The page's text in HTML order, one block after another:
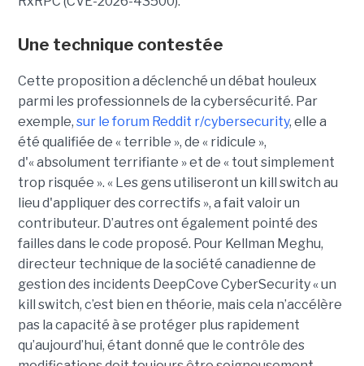
Une technique contestée
Cette proposition a déclenché un débat houleux
parmi les professionnels de la cybersécurité. Par
exemple, sur le forum Reddit r/cybersecurity, elle a
été qualifiée de « terrible », de « ridicule »,
d'« absolument terrifiante » et de « tout simplement
trop risquée ». « Les gens utiliseront un kill switch au
lieu d'appliquer des correctifs », a fait valoir un
contributeur. D’autres ont également pointé des
failles dans le code proposé. Pour Kellman Meghu,
directeur technique de la société canadienne de
gestion des incidents DeepCove CyberSecurity « un
kill switch, c’est bien en théorie, mais cela n’accélère
pas la capacité à se protéger plus rapidement
qu’aujourd’hui, étant donné que le contrôle des